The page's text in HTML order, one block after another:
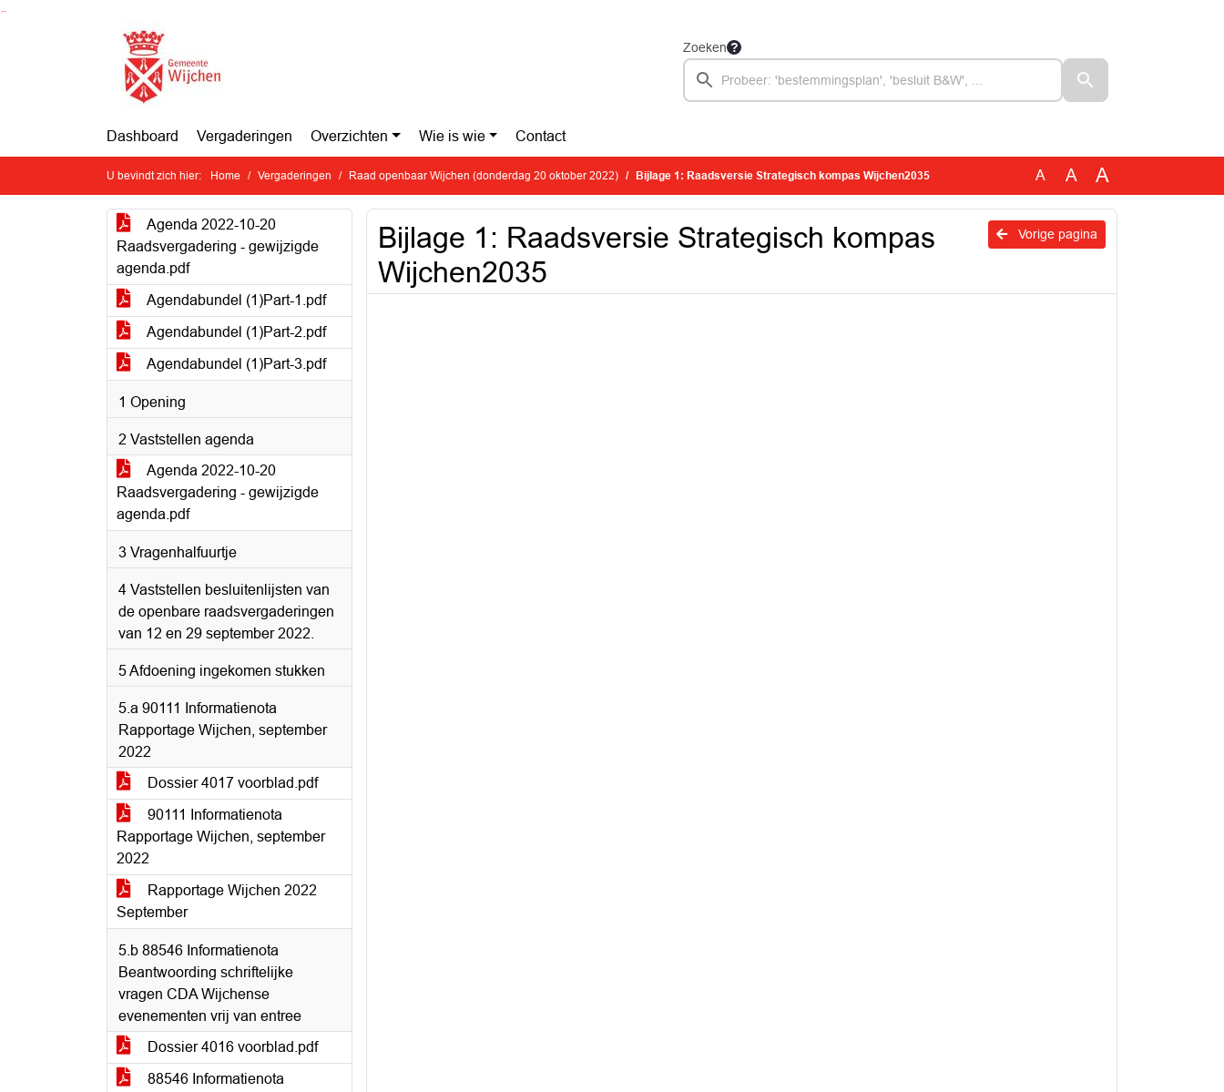
Ga naar de inhoud van deze pagina
Zoeken
Dashboard Vergaderingen Overzichten Wie is wie Contact
U bevindt zich hier: Home Vergaderingen Raad openbaar Wijchen (donderdag 20 oktober 2022) Bijlage 1: Raadsversie Strategisch kompas Wijchen2035 A A A
Agenda 2022-10-20
Raadsvergadering - gewijzigde
agenda.pdf
Agendabundel (1)Part-1.pdf
Agendabundel (1)Part-2.pdf
Agendabundel (1)Part-3.pdf
1 Opening
2 Vaststellen agenda
Agenda 2022-10-20
Raadsvergadering - gewijzigde
agenda.pdf
3 Vragenhalfuurtje
4 Vaststellen besluitenlijsten van
de openbare raadsvergaderingen
van 12 en 29 september 2022.
5 Afdoening ingekomen stukken
5.a 90111 Informatienota
Rapportage Wijchen, september
2022
Dossier 4017 voorblad.pdf
90111 Informatienota
Rapportage Wijchen, september
2022
Rapportage Wijchen 2022
September
5.b 88546 Informatienota
Beantwoording schriftelijke
vragen CDA Wijchense
evenementen vrij van entree
Dossier 4016 voorblad.pdf
88546 Informatienota
Vorige pagina
Bijlage 1: Raadsversie Strategisch kompas
Wijchen2035